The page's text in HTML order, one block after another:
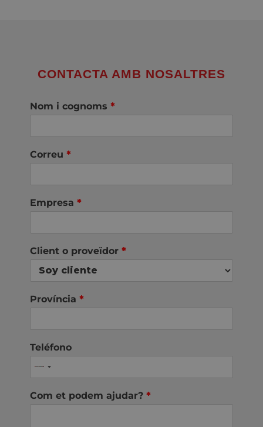
CONTACTA AMB NOSALTRES
Nom i cognoms *
Correu *
Empresa *
Client o proveïdor *
Província *
Teléfono
Com et podem ajudar? *